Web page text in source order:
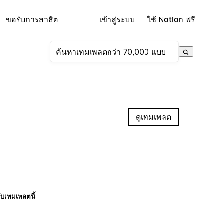
ขอรับการสาธิต เข้าสู่ระบบ ใช้ Notion ฟรี
ดูเทมเพลต
บเทมเพลตนี้